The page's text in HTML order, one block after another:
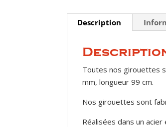
Description
Toutes nos girouettes
mm, longueur 99 cm.
Nos girouettes sont
Réalisées dans un